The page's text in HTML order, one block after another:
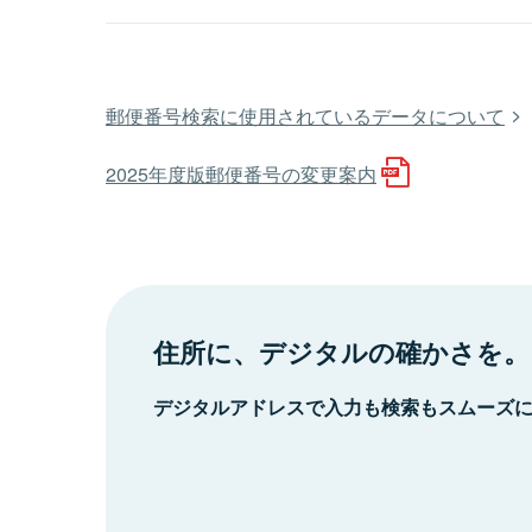
郵便番号検索に使用されているデータについて
2025年度版郵便番号の変更案内
住所に、デジタルの確かさを。
デジタルアドレスで入力も検索もスムーズ